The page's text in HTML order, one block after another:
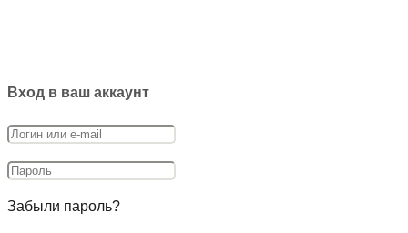
Вход в ваш аккаунт
Забыли пароль?